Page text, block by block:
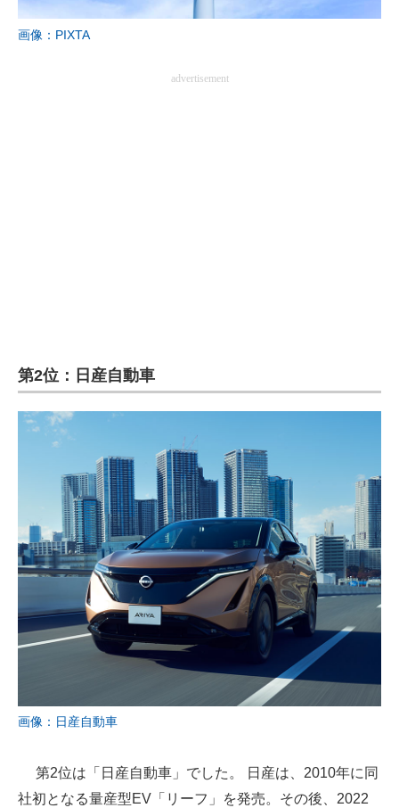
画像：PIXTA
advertisement
第2位：日産自動車
画像：日産自動車
第2位は「日産自動車」でした。 日産は、2010年に同
社初となる量産型EV「リーフ」を発売。その後、2022